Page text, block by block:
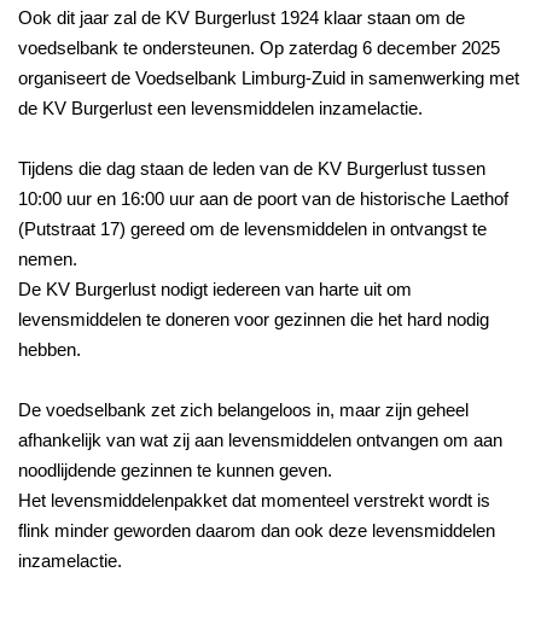
Ook dit jaar zal de KV Burgerlust 1924 klaar staan om de
voedselbank te ondersteunen. Op zaterdag 6 december 2025
organiseert de Voedselbank Limburg-Zuid in samenwerking met
de KV Burgerlust een levensmiddelen inzamelactie.
Tijdens die dag staan de leden van de KV Burgerlust tussen
10:00 uur en 16:00 uur aan de poort van de historische Laethof
(Putstraat 17) gereed om de levensmiddelen in ontvangst te
nemen.
De KV Burgerlust nodigt iedereen van harte uit om
levensmiddelen te doneren voor gezinnen die het hard nodig
hebben.
De voedselbank zet zich belangeloos in, maar zijn geheel
afhankelijk van wat zij aan levensmiddelen ontvangen om aan
noodlijdende gezinnen te kunnen geven.
Het levensmiddelenpakket dat momenteel verstrekt wordt is
flink minder geworden daarom dan ook deze levensmiddelen
inzamelactie.